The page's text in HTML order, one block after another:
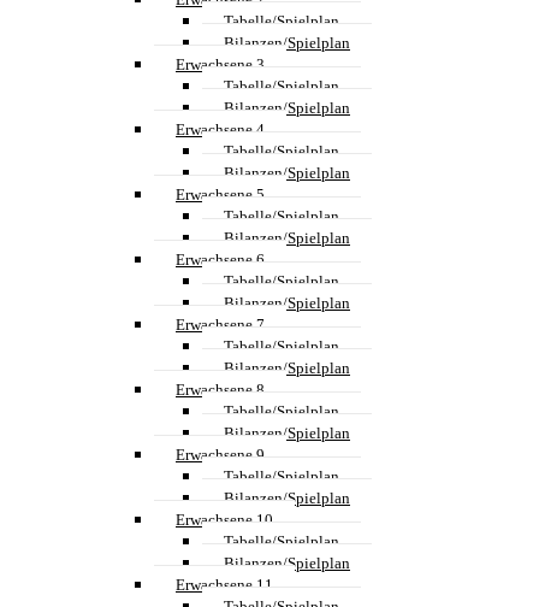
Tabelle/Spielplan
Bilanzen/Spielplan
Erwachsene 3
Tabelle/Spielplan
Bilanzen/Spielplan
Erwachsene 4
Tabelle/Spielplan
Bilanzen/Spielplan
Erwachsene 5
Tabelle/Spielplan
Bilanzen/Spielplan
Erwachsene 6
Tabelle/Spielplan
Bilanzen/Spielplan
Erwachsene 7
Tabelle/Spielplan
Bilanzen/Spielplan
Erwachsene 8
Tabelle/Spielplan
Bilanzen/Spielplan
Erwachsene 9
Tabelle/Spielplan
Bilanzen/Spielplan
Erwachsene 10
Tabelle/Spielplan
Bilanzen/Spielplan
Erwachsene 11